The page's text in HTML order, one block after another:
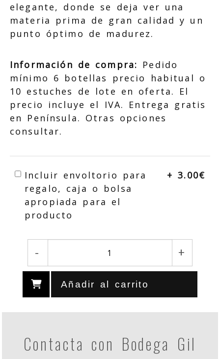
elegante, donde se deja ver una
materia prima de gran calidad y un
punto óptimo de madurez.
Información de compra: Pedido
mínimo 6 botellas precio habitual o
10 estuches de lote en oferta. El
precio incluye el IVA. Entrega gratis
en Península. Otras opciones
consultar.
Incluir envoltorio para
regalo, caja o bolsa
apropiada para el
producto
+ 3.00€
- +
Añadir al carrito
Contacta con Bodega Gil